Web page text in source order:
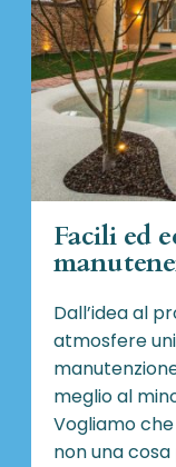
Facili ed
Dall’idea al
atmosfere
meglio al
Vogliamo
non una